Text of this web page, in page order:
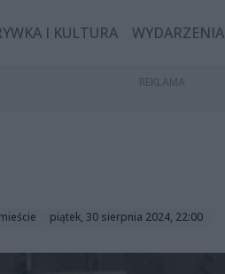
I KULTURA WYDARZENIA
piątek, 30 sierpnia 2024, 22:00